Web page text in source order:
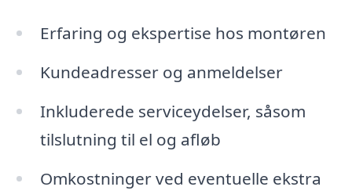
Erfaring og ekspertise hos montøren
Kundeadresser og anmeldelser
Inkluderede serviceydelser, såsom
tilslutning til el og afløb
Omkostninger ved eventuelle ekstra